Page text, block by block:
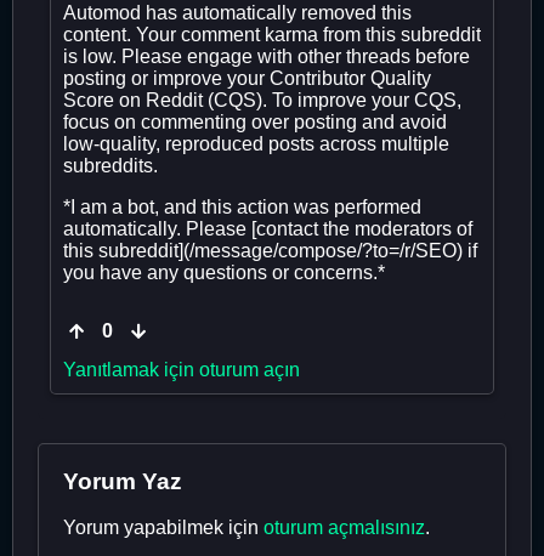
Automod has automatically removed this
content. Your comment karma from this subreddit
is low. Please engage with other threads before
posting or improve your Contributor Quality
Score on Reddit (CQS). To improve your CQS,
focus on commenting over posting and avoid
low-quality, reproduced posts across multiple
subreddits.
*I am a bot, and this action was performed
automatically. Please [contact the moderators of
this subreddit](/message/compose/?to=/r/SEO) if
you have any questions or concerns.*
0
Yanıtlamak için oturum açın
Yorum Yaz
Yorum yapabilmek için oturum açmalısınız.